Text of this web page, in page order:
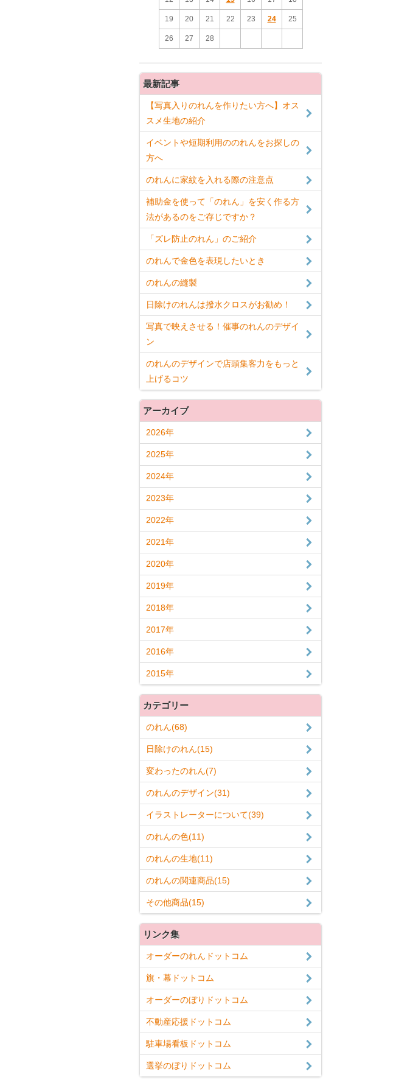
19 20 21 22 23 24 25
26 27 28
最新記事
【写真入りのれんを作りたい方へ】オス
スメ生地の紹介
イベントや短期利用ののれんをお探しの
方へ
のれんに家紋を入れる際の注意点
補助金を使って「のれん」を安く作る方
法があるのをご存じですか？
「ズレ防止のれん」のご紹介
のれんで金色を表現したいとき
のれんの縫製
日除けのれんは撥水クロスがお勧め！
写真で映えさせる！催事のれんのデザイ
ン
のれんのデザインで店頭集客力をもっと
上げるコツ
アーカイブ
2026年
2025年
2024年
2023年
2022年
2021年
2020年
2019年
2018年
2017年
2016年
2015年
カテゴリー
のれん(68)
日除けのれん(15)
変わったのれん(7)
のれんのデザイン(31)
イラストレーターについて(39)
のれんの色(11)
のれんの生地(11)
のれんの関連商品(15)
その他商品(15)
リンク集
オーダーのれんドットコム
旗・幕ドットコム
オーダーのぼりドットコム
不動産応援ドットコム
駐車場看板ドットコム
選挙のぼりドットコム